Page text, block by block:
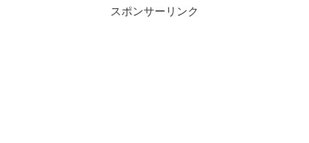
スポンサーリンク